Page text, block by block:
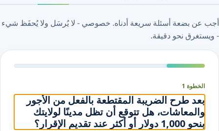
أجب عن بضعة أسئلة سريعة أدناه. خصوصي - لا يُرسَل ولا يُحفَظ شيء
- ويستغرق نحو دقيقة.
الخطوة 1
بعد طرح الضريبة المقتطعة بالفعل من الأجور
والمعاشات، هل تتوقع أن تظل مدينًا لولايتك
بنحو 1,000 دولار أو أكثر عند تقديم الإقرار؟